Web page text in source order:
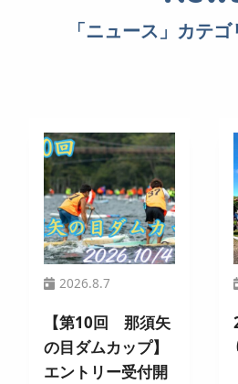
「ニュース」カテ
2026.8.7
【第10回 那須矢
の目ダムカップ】
エントリー受付開